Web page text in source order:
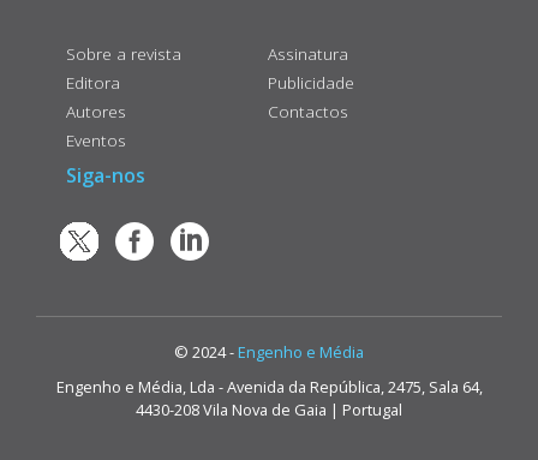
Sobre a revista
Editora
Autores
Eventos
Assinatura
Publicidade
Contactos
Siga-nos
© 2024 - Engenho e Média
Engenho e Média, Lda - Avenida da República, 2475, Sala 64,
4430-208 Vila Nova de Gaia | Portugal